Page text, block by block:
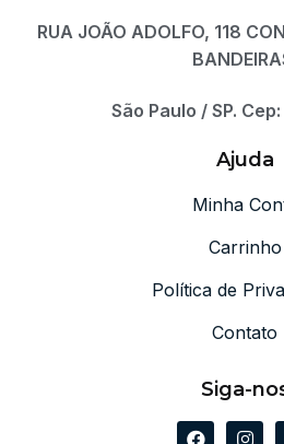
RUA JOÃO ADOLFO, 118
São Paulo / SP.
Ajuda
Minha
Carrinho
Política de
Contato
Siga-